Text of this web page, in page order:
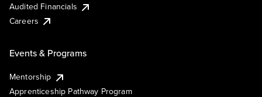
Audited Financials
Careers
Events & Programs
Mentorship
Apprenticeship Pathway Program